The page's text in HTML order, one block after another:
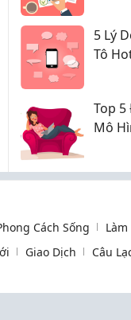
5 Lý
Tô
Top 5
Mô
Cách Sống
Giao Dịch
Câu